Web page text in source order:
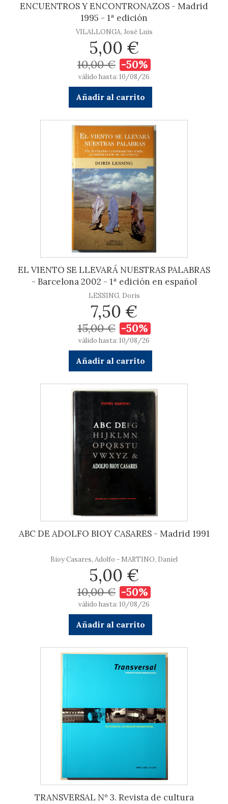
ENCUENTROS Y ENCONTRONAZOS - Madrid
1995 - 1ª edición
VILALLONGA, José Luis
5,00 €
10,00 € -50%
válido hasta: 10/08/26
Añadir al carrito
EL VIENTO SE LLEVARÁ NUESTRAS PALABRAS
- Barcelona 2002 - 1ª edición en español
LESSING, Doris
7,50 €
15,00 € -50%
válido hasta: 10/08/26
Añadir al carrito
ABC DE ADOLFO BIOY CASARES - Madrid 1991
Bioy Casares, Adolfo - MARTINO, Daniel
5,00 €
10,00 € -50%
válido hasta: 10/08/26
Añadir al carrito
TRANSVERSAL Nº 3. Revista de cultura